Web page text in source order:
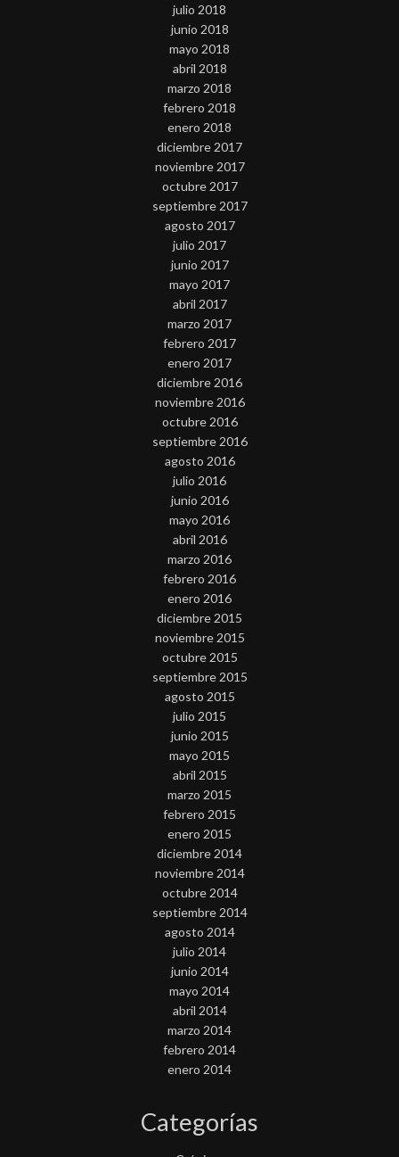
julio 2018
junio 2018
mayo 2018
abril 2018
marzo 2018
febrero 2018
enero 2018
diciembre 2017
noviembre 2017
octubre 2017
septiembre 2017
agosto 2017
julio 2017
junio 2017
mayo 2017
abril 2017
marzo 2017
febrero 2017
enero 2017
diciembre 2016
noviembre 2016
octubre 2016
septiembre 2016
agosto 2016
julio 2016
junio 2016
mayo 2016
abril 2016
marzo 2016
febrero 2016
enero 2016
diciembre 2015
noviembre 2015
octubre 2015
septiembre 2015
agosto 2015
julio 2015
junio 2015
mayo 2015
abril 2015
marzo 2015
febrero 2015
enero 2015
diciembre 2014
noviembre 2014
octubre 2014
septiembre 2014
agosto 2014
julio 2014
junio 2014
mayo 2014
abril 2014
marzo 2014
febrero 2014
enero 2014
Categorías